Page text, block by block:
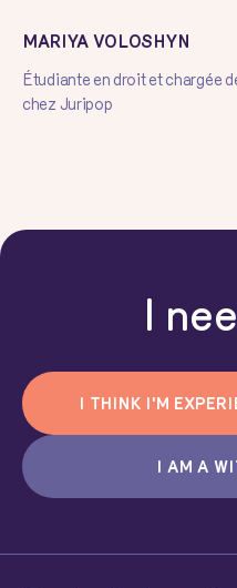
MARIYA VOLOSHYN
Étudiante en droit et chargée
chez Juripop
I
I THINK I'M
I AM A